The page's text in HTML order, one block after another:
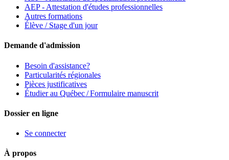
AEP - Attestation d'études professionnelles
Autres formations
Élève / Stage d'un jour
Demande d'admission
Besoin d'assistance?
Particularités régionales
Pièces justificatives
Étudier au Québec / Formulaire manuscrit
Dossier en ligne
Se connecter
À propos